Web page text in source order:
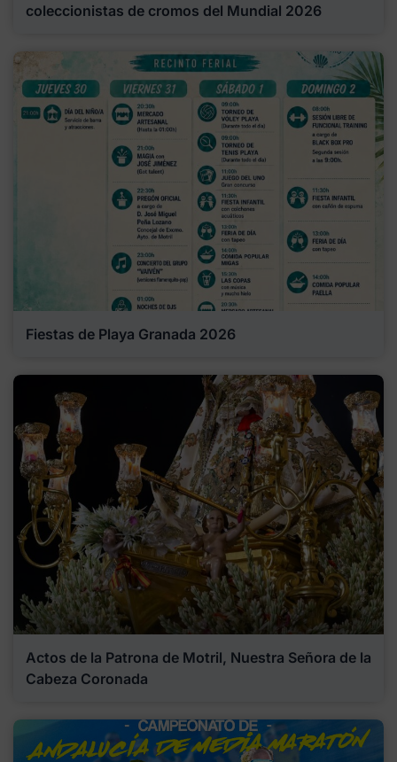
coleccionistas de cromos del Mundial 2026
Fiestas de Playa Granada 2026
Actos de la Patrona de Motril, Nuestra Señora de la
Cabeza Coronada